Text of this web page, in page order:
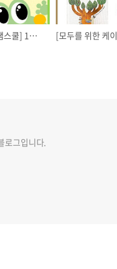
[북극곰x참쌤스쿨] 1학기 그림책 수업 연계 콘텐츠
로그입니다.